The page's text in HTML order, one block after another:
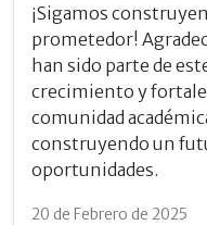
¡Sigamos
prometedor!
han sido parte de
crecimiento y
comunidad
construyendo un
oportunidades.
20 de Febrero de 2025